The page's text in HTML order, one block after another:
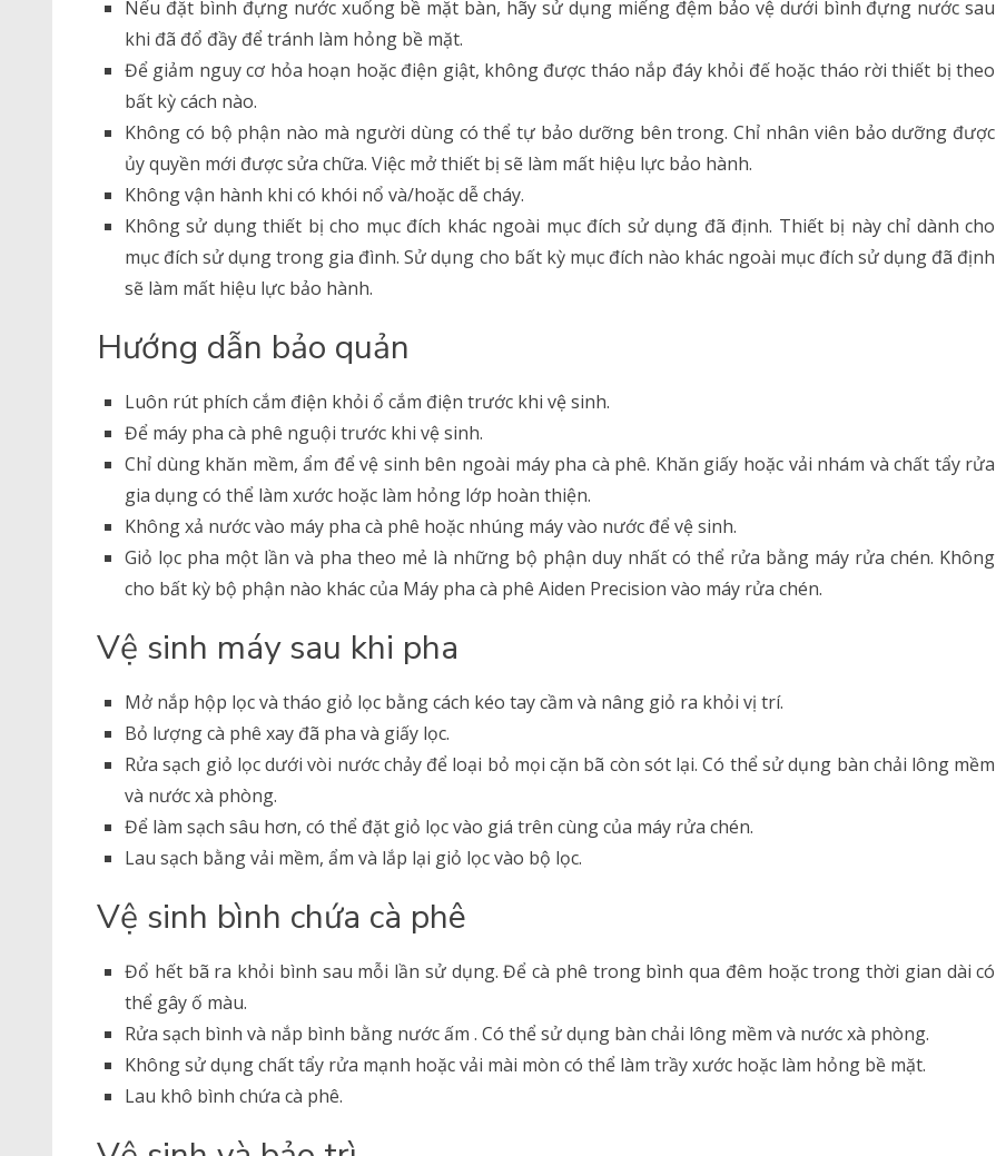
Nếu đặt bình đựng nước xuống bề mặt bàn, hãy sử dụng miếng đệm bảo vệ dưới bình đựng nước sau
khi đã đổ đầy để tránh làm hỏng bề mặt.
Để giảm nguy cơ hỏa hoạn hoặc điện giật, không được tháo nắp đáy khỏi đế hoặc tháo rời thiết bị theo
bất kỳ cách nào.
Không có bộ phận nào mà người dùng có thể tự bảo dưỡng bên trong. Chỉ nhân viên bảo dưỡng được
ủy quyền mới được sửa chữa. Việc mở thiết bị sẽ làm mất hiệu lực bảo hành.
Không vận hành khi có khói nổ và/hoặc dễ cháy.
Không sử dụng thiết bị cho mục đích khác ngoài mục đích sử dụng đã định. Thiết bị này chỉ dành cho
mục đích sử dụng trong gia đình. Sử dụng cho bất kỳ mục đích nào khác ngoài mục đích sử dụng đã định
sẽ làm mất hiệu lực bảo hành.
Hướng dẫn bảo quản
Luôn rút phích cắm điện khỏi ổ cắm điện trước khi vệ sinh.
Để máy pha cà phê nguội trước khi vệ sinh.
Chỉ dùng khăn mềm, ẩm để vệ sinh bên ngoài máy pha cà phê. Khăn giấy hoặc vải nhám và chất tẩy rửa
gia dụng có thể làm xước hoặc làm hỏng lớp hoàn thiện.
Không xả nước vào máy pha cà phê hoặc nhúng máy vào nước để vệ sinh.
Giỏ lọc pha một lần và pha theo mẻ là những bộ phận duy nhất có thể rửa bằng máy rửa chén. Không
cho bất kỳ bộ phận nào khác của Máy pha cà phê Aiden Precision vào máy rửa chén.
Vệ sinh máy sau khi pha
Mở nắp hộp lọc và tháo giỏ lọc bằng cách kéo tay cầm và nâng giỏ ra khỏi vị trí.
Bỏ lượng cà phê xay đã pha và giấy lọc.
Rửa sạch giỏ lọc dưới vòi nước chảy để loại bỏ mọi cặn bã còn sót lại. Có thể sử dụng bàn chải lông mềm
và nước xà phòng.
Để làm sạch sâu hơn, có thể đặt giỏ lọc vào giá trên cùng của máy rửa chén.
Lau sạch bằng vải mềm, ẩm và lắp lại giỏ lọc vào bộ lọc.
Vệ sinh bình chứa cà phê
Đổ hết bã ra khỏi bình sau mỗi lần sử dụng. Để cà phê trong bình qua đêm hoặc trong thời gian dài có
thể gây ố màu.
Rửa sạch bình và nắp bình bằng nước ấm . Có thể sử dụng bàn chải lông mềm và nước xà phòng.
Không sử dụng chất tẩy rửa mạnh hoặc vải mài mòn có thể làm trầy xước hoặc làm hỏng bề mặt.
Lau khô bình chứa cà phê.